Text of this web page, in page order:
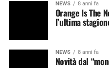
NEWS 8 anni fa
Orange Is The
l’ultima
NEWS 8 anni fa
Novità dal